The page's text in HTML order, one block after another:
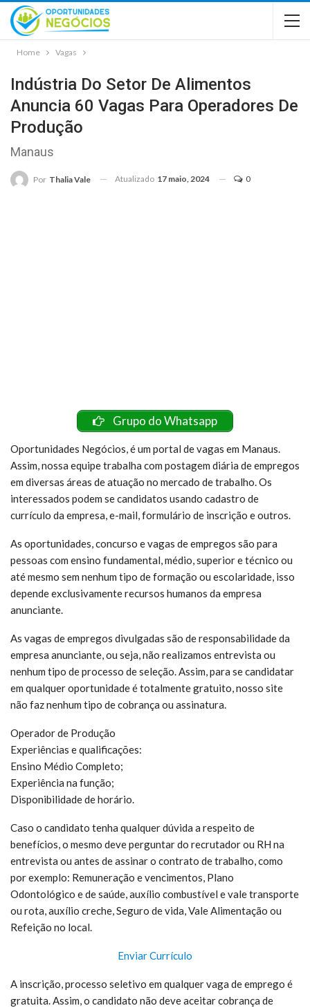
Home Vagas
Indústria Do Setor De Alimentos
Anuncia 60 Vagas Para Operadores De
Produção
Manaus
Por Thalia Vale Atualizado 17 maio, 2024 0
Grupo do Whatsapp
Oportunidades Negócios, é um portal de vagas em Manaus.
Assim, nossa equipe trabalha com postagem diária de empregos
em diversas áreas de atuação no mercado de trabalho. Os
interessados podem se candidatos usando cadastro de
currículo da empresa, e-mail, formulário de inscrição e outros.
As oportunidades, concurso e vagas de empregos são para
pessoas com ensino fundamental, médio, superior e técnico ou
até mesmo sem nenhum tipo de formação ou escolaridade, isso
depende exclusivamente recursos humanos da empresa
anunciante.
As vagas de empregos divulgadas são de responsabilidade da
empresa anunciante, ou seja, não realizamos entrevista ou
nenhum tipo de processo de seleção. Assim, para se candidatar
em qualquer oportunidade é totalmente gratuito, nosso site
não faz nenhum tipo de cobrança ou assinatura.
Operador de Produção
Experiências e qualificações:
Ensino Médio Completo;
Experiência na função;
Disponibilidade de horário.
Caso o candidato tenha qualquer dúvida a respeito de
benefícios, o mesmo deve perguntar do recrutador ou RH na
entrevista ou antes de assinar o contrato de trabalho, como
por exemplo: Remuneração e vencimentos, Plano
Odontológico e de saúde, auxílio combustível e vale transporte
ou rota, auxílio creche, Seguro de vida, Vale Alimentação ou
Refeição no local.
Enviar Currículo
A inscrição, processo seletivo em qualquer vaga de emprego é
gratuita. Assim, o candidato não deve aceitar cobrança de